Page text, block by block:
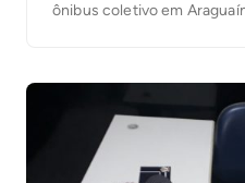
ônibus coletivo em
anos. De acordo com as […]